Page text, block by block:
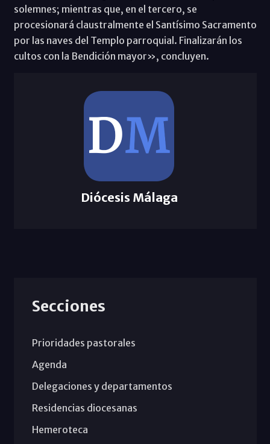
solemnes; mientras que, en el tercero, se
procesionará claustralmente el Santísimo Sacramento
por las naves del Templo parroquial. Finalizarán los
cultos con la Bendición mayor», concluyen.
Diócesis Málaga
Secciones
Prioridades pastorales
Agenda
Delegaciones y departamentos
Residencias diocesanas
Hemeroteca